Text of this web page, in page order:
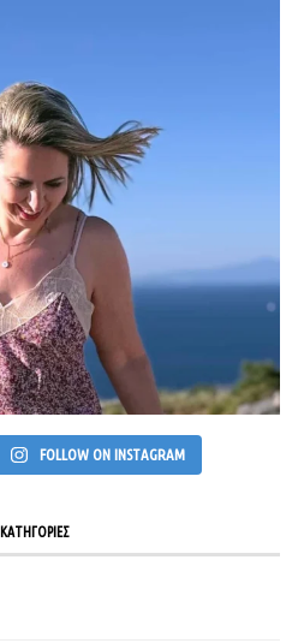
FOLLOW ON INSTAGRAM
ΚΑΤΗΓΟΡΙΕΣ